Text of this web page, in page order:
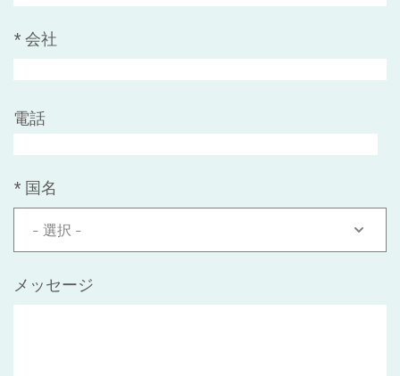
* 会社
電話
* 国名
- 選択 -
メッセージ